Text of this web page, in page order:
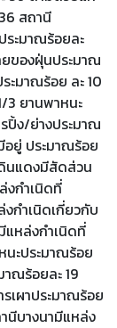
สถานี
ระมาณร้อยละ
ของฝุ่นประมาณ
ะมาณร้อย ละ 10
3 ยานพาหนะ
ปิ้ง/ย่างประมาณ
อยู่ ประมาณร้อย
นแดงมีสัดส่วน
งกําเนิดที่
งกําเนิดเกี่ยวกับ
แหล่งกําเนิดที่
นะประมาณร้อย
าณร้อยละ 19
เผาประมาณร้อย
นีบางนามีแหล่ง